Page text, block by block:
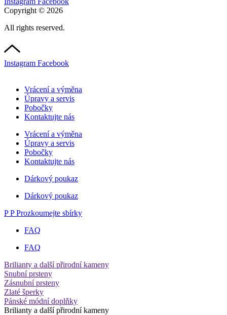
Copyright © 2026
All rights reserved.
Instagram Facebook
Vrácení a výměna
Úpravy a servis
Pobočky
Kontaktujte nás
Vrácení a výměna
Úpravy a servis
Pobočky
Kontaktujte nás
Dárkový poukaz
Dárkový poukaz
PPProzkoumejte sbírky
FAQ
FAQ
Brilianty a další přirodní kameny
Snubní prsteny
Zásnubní prsteny
Zlaté šperky
Pánské módní doplňky
Brilianty a další přirodní kameny